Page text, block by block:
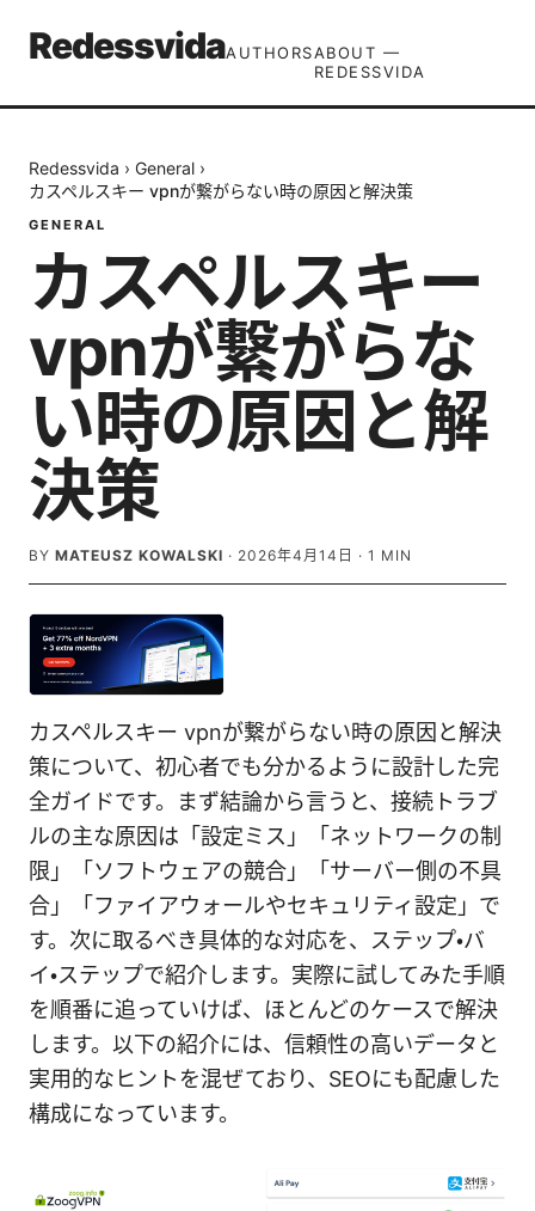
RedessvidaAUTHORSABOUT —
REDESSVIDA
Redessvida › General ›
カスペルスキー vpnが繋がらない時の原因と解決策
GENERAL
カスペルスキー
vpnが繋がらな
い時の原因と解
決策
BY MATEUSZ KOWALSKI · 2026年4月14日 · 1 MIN
カスペルスキー vpnが繋がらない時の原因と解決
策について、初心者でも分かるように設計した完
全ガイドです。まず結論から言うと、接続トラブ
ルの主な原因は「設定ミス」「ネットワークの制
限」「ソフトウェアの競合」「サーバー側の不具
合」「ファイアウォールやセキュリティ設定」で
す。次に取るべき具体的な対応を、ステップ・バ
イ・ステップで紹介します。実際に試してみた手順
を順番に追っていけば、ほとんどのケースで解決
します。以下の紹介には、信頼性の高いデータと
実用的なヒントを混ぜており、SEOにも配慮した
構成になっています。